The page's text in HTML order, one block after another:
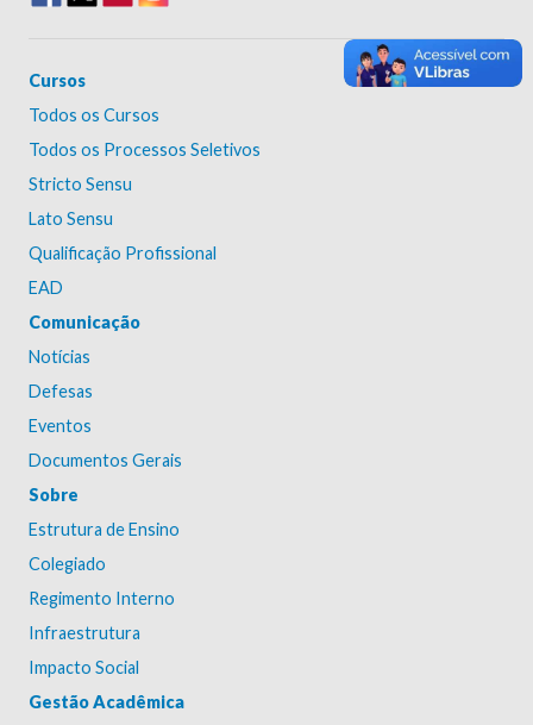
Cursos
Todos os Cursos
Todos os Processos Seletivos
Stricto Sensu
Lato Sensu
Qualificação Profissional
EAD
Comunicação
Notícias
Defesas
Eventos
Documentos Gerais
Sobre
Estrutura de Ensino
Colegiado
Regimento Interno
Infraestrutura
Impacto Social
Gestão Acadêmica